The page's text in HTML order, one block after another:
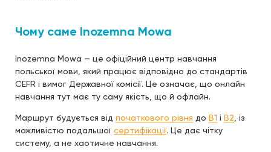
Чому саме Inozemna Mowa
Inozemna Mowa — це офіційний центр навчання
польської мови, який працює відповідно до стандартів
CEFR і вимог Державної комісії. Це означає, що онлайн
навчання тут має ту саму якість, що й офлайн.
Маршрут будується від початкового рівня до B1 і B2 , із
можливістю подальшої сертифікації. Це дає чітку
систему, а не хаотичне навчання.